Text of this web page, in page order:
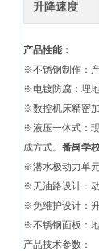
升降速度
产品性能：
※不锈钢制作：
※电镀防腐：埋
※数控机床精密
※液压一体式：
成方式。 番禺学
※潜水极动力单
※无油路设计：
※免维护设计：
※不锈钢面板：
产品技术参数：